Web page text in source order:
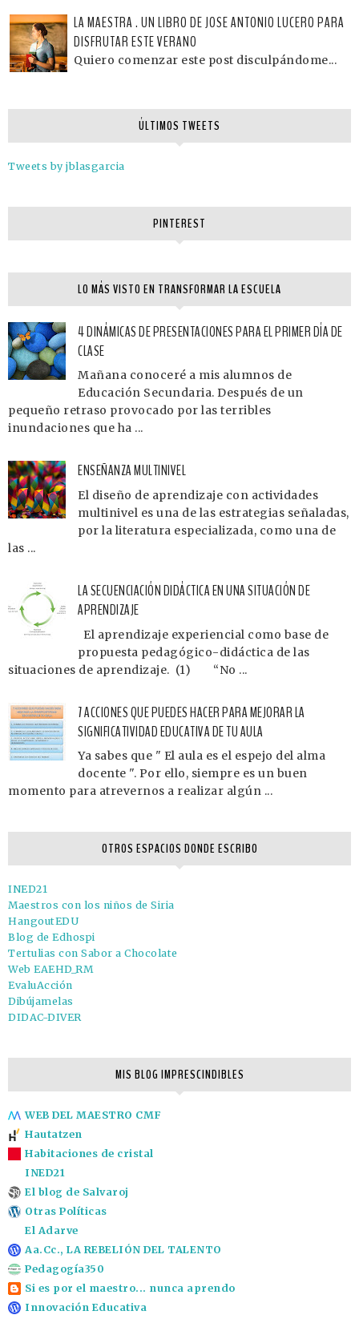
LA MAESTRA . UN LIBRO DE JOSE ANTONIO LUCERO PARA
DISFRUTAR ESTE VERANO
Quiero comenzar este post disculpándome...
ÚLTIMOS TWEETS
Tweets by jblasgarcia
PINTEREST
LO MÁS VISTO EN TRANSFORMAR LA ESCUELA
4 DINÁMICAS DE PRESENTACIONES PARA EL PRIMER DÍA DE
CLASE
Mañana conoceré a mis alumnos de
Educación Secundaria. Después de un
pequeño retraso provocado por las terribles
inundaciones que ha ...
ENSEÑANZA MULTINIVEL
El diseño de aprendizaje con actividades
multinivel es una de las estrategias señaladas,
por la literatura especializada, como una de
las ...
LA SECUENCIACIÓN DIDÁCTICA EN UNA SITUACIÓN DE
APRENDIZAJE
El aprendizaje experiencial como base de
propuesta pedagógico-didáctica de las
situaciones de aprendizaje. (1) “No ...
7 ACCIONES QUE PUEDES HACER PARA MEJORAR LA
SIGNIFICATIVIDAD EDUCATIVA DE TU AULA
Ya sabes que " El aula es el espejo del alma
docente ". Por ello, siempre es un buen
momento para atrevernos a realizar algún ...
OTROS ESPACIOS DONDE ESCRIBO
INED21
Maestros con los niños de Siria
HangoutEDU
Blog de Edhospi
Tertulias con Sabor a Chocolate
Web EAEHD_RM
EvaluAcción
Dibújamelas
DIDAC-DIVER
MIS BLOG IMPRESCINDIBLES
WEB DEL MAESTRO CMF
Hautatzen
Habitaciones de cristal
INED21
El blog de Salvaroj
Otras Políticas
El Adarve
Aa.Cc., LA REBELIÓN DEL TALENTO
Pedagogía350
Si es por el maestro... nunca aprendo
Innovación Educativa